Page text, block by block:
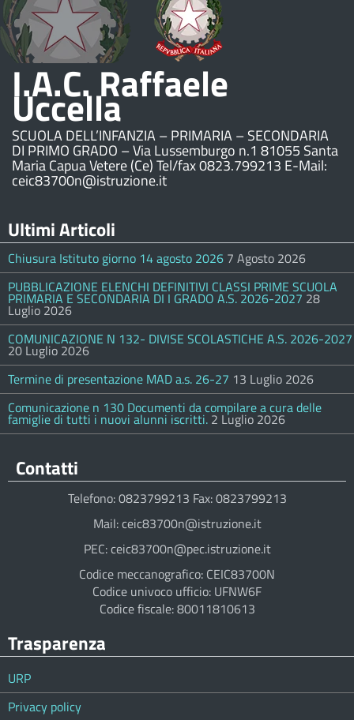
I.A.C. Raffaele
Uccella
SCUOLA DELL’INFANZIA – PRIMARIA – SECONDARIA
DI PRIMO GRADO – Via Lussemburgo n.1 81055 Santa
Maria Capua Vetere (Ce) Tel/fax 0823.799213 E-Mail:
ceic83700n@istruzione.it
Ultimi Articoli
Chiusura Istituto giorno 14 agosto 2026 7 Agosto 2026
PUBBLICAZIONE ELENCHI DEFINITIVI CLASSI PRIME SCUOLA
PRIMARIA E SECONDARIA DI I GRADO A.S. 2026-2027 28
Luglio 2026
COMUNICAZIONE N 132- DIVISE SCOLASTICHE A.S. 2026-2027
20 Luglio 2026
Termine di presentazione MAD a.s. 26-27 13 Luglio 2026
Comunicazione n 130 Documenti da compilare a cura delle
famiglie di tutti i nuovi alunni iscritti. 2 Luglio 2026
Contatti
Telefono: 0823799213 Fax: 0823799213
Mail: ceic83700n@istruzione.it
PEC: ceic83700n@pec.istruzione.it
Codice meccanografico: CEIC83700N
Codice univoco ufficio: UFNW6F
Codice fiscale: 80011810613
Trasparenza
URP
Privacy policy